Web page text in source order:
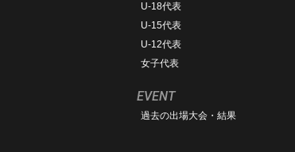
U-18代表
U-15代表
U-12代表
女子代表
EVENT
過去の出場大会・結果